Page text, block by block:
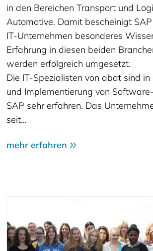
in den Bereichen Transport und
Automotive. Damit bescheinigt
IT-Unternehmen besonderes
Erfahrung in diesen beiden
werden erfolgreich umgesetzt.
Die IT-Spezialisten von abat sind in
und Implementierung von
SAP sehr erfahren. Das
seit…
mehr erfahren